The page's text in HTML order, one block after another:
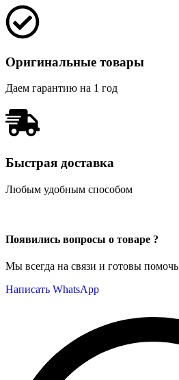
Оригинальные товары
Даем гарантию на 1 год
Быстрая доставка
Любым удобным способом
Появились вопросы о товаре ?
Мы всегда на связи и готовы помочь
Написать WhatsApp